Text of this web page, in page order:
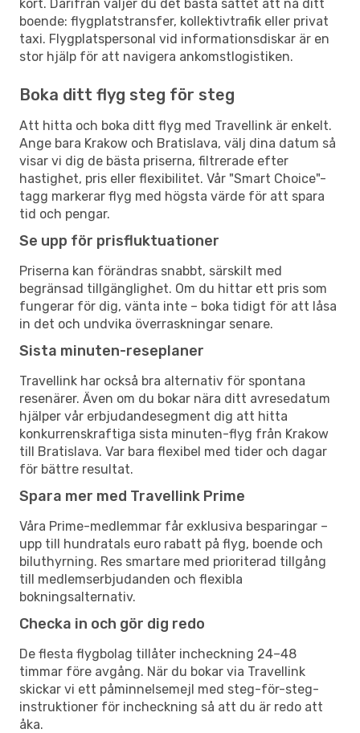
kort. Därifrån väljer du det bästa sättet att nå ditt
boende: flygplatstransfer, kollektivtrafik eller privat
taxi. Flygplatspersonal vid informationsdiskar är en
stor hjälp för att navigera ankomstlogistiken.
Boka ditt flyg steg för steg
Att hitta och boka ditt flyg med Travellink är enkelt.
Ange bara Krakow och Bratislava, välj dina datum så
visar vi dig de bästa priserna, filtrerade efter
hastighet, pris eller flexibilitet. Vår "Smart Choice"-
tagg markerar flyg med högsta värde för att spara
tid och pengar.
Se upp för prisfluktuationer
Priserna kan förändras snabbt, särskilt med
begränsad tillgänglighet. Om du hittar ett pris som
fungerar för dig, vänta inte – boka tidigt för att låsa
in det och undvika överraskningar senare.
Sista minuten-reseplaner
Travellink har också bra alternativ för spontana
resenärer. Även om du bokar nära ditt avresedatum
hjälper vår erbjudandesegment dig att hitta
konkurrenskraftiga sista minuten-flyg från Krakow
till Bratislava. Var bara flexibel med tider och dagar
för bättre resultat.
Spara mer med Travellink Prime
Våra Prime-medlemmar får exklusiva besparingar –
upp till hundratals euro rabatt på flyg, boende och
biluthyrning. Res smartare med prioriterad tillgång
till medlemserbjudanden och flexibla
bokningsalternativ.
Checka in och gör dig redo
De flesta flygbolag tillåter incheckning 24–48
timmar före avgång. När du bokar via Travellink
skickar vi ett påminnelsemejl med steg-för-steg-
instruktioner för incheckning så att du är redo att
åka.